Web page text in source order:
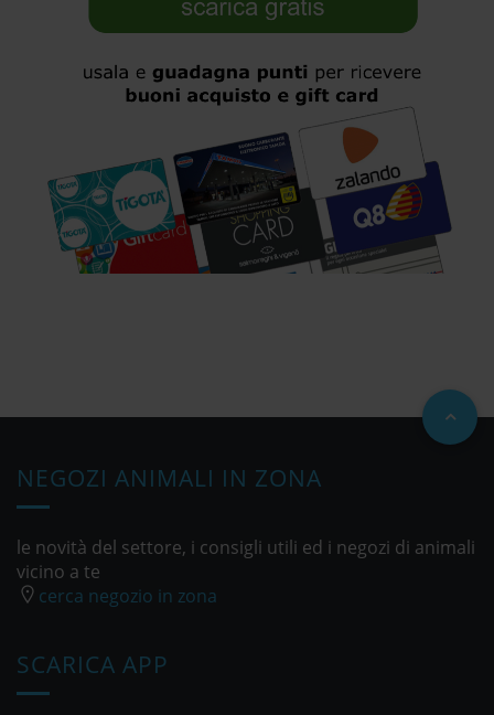
NEGOZI ANIMALI IN ZONA
le novità del settore, i consigli utili ed i negozi di animali
vicino a te
cerca negozio in zona
SCARICA APP